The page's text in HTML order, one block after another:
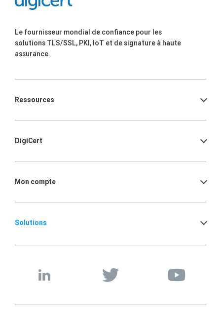
Le fournisseur mondial de confiance pour les
solutions TLS/SSL, PKI, IoT et de signature à haute
assurance.
Ressources
DigiCert
Mon compte
Solutions